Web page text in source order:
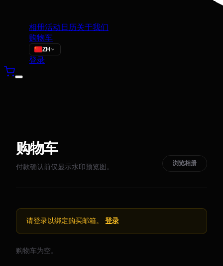
相册活动日历关于我们
购物车
ZH
登录
购物车
付款确认前仅显示水印预览图。 浏览相册
请登录以绑定购买邮箱。 登录
购物车为空。